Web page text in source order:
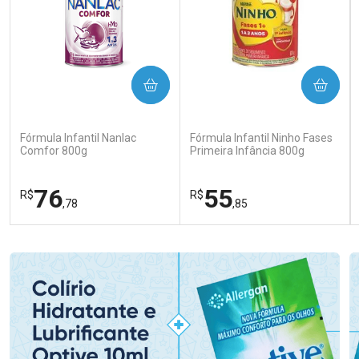
Fórmula Infantil Nanlac
Comfor 800g
R$76,78
COMPRAR
Fórmula Infantil Ninho Fases
Primeira Infância 800g
R$55,85
COMPRAR
Laboratório
Por Menos